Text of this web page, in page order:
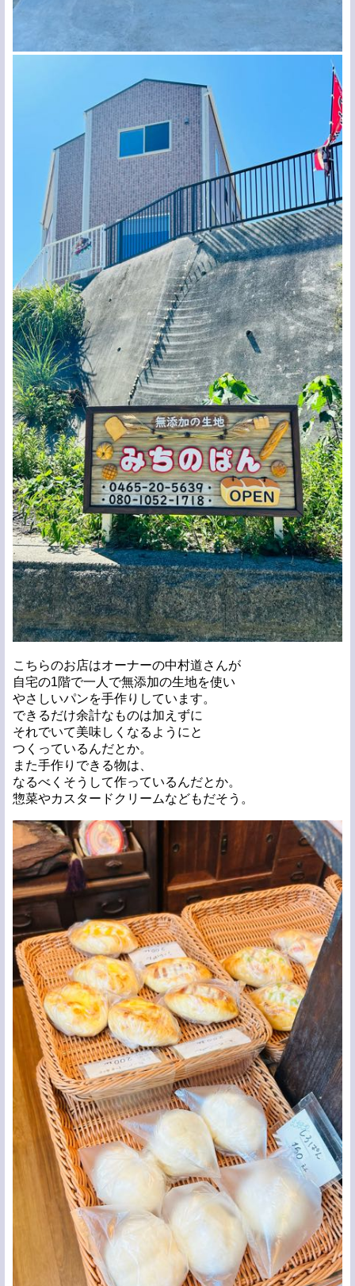
こちらのお店はオーナーの中村道さんが
自宅の1階で一人で無添加の生地を使い
やさしいパンを手作りしています。
できるだけ余計なものは加えずに
それでいて美味しくなるようにと
つくっているんだとか。
また手作りできる物は、
なるべくそうして作っているんだとか。
惣菜やカスタードクリームなどもだそう。